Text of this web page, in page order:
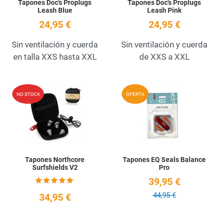
Tapones Doc's Proplugs
Leash Blue
24,95 €
Sin ventilación y cuerda
en talla XXS hasta XXL
Tapones Doc's Proplugs
Leash Pink
24,95 €
Sin ventilación y cuerda
de XXS a XXL
NO STOCK Add to Wishlist
Tapones Northcore
Surfshields V2
34,95 €
OFERTA
Tapones EQ Seals Balance
Pro
39,95 €
44,95 €